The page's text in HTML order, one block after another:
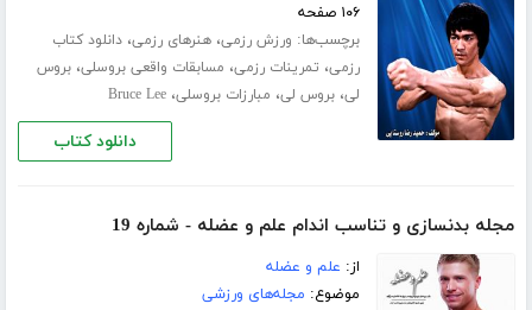
۱۰۶ صفحه
برچسب‌ها: ورزش رزمی،هنرهای رزمی،دانلود کتاب
رزمی، تمرینات رزمی، مسابقات واقعی بروسلی،بروس
لی،بروس لی، مبارزات بروسلی،Bruce Lee
دانلود کتاب
مجله بدنسازی و تناسب اندام علم و عضله - شماره 19
از: علم و عضله
موضوع: مجله‌های ورزشی